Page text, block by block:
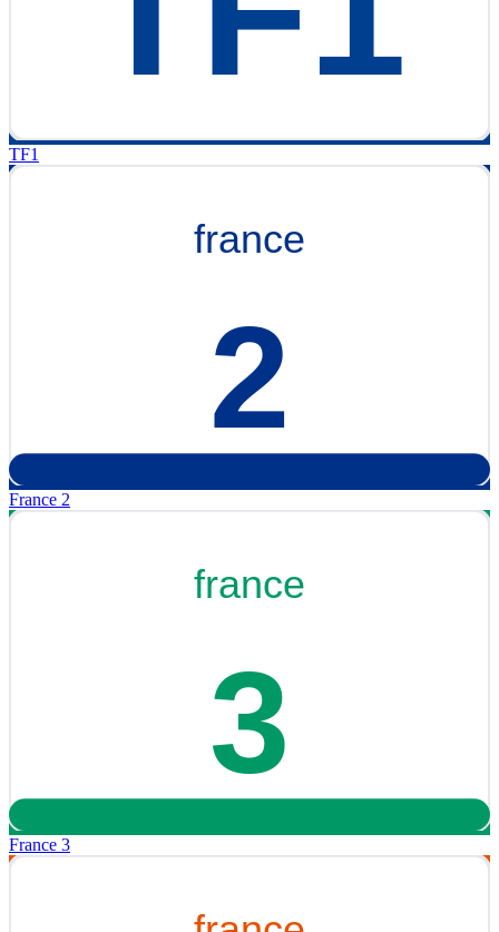
TF1
France 2
France 3